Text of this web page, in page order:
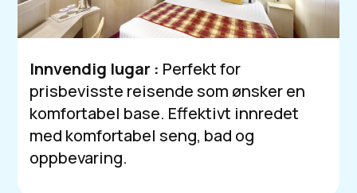
Innvendig lugar : Perfekt for
prisbevisste reisende som ønsker en
komfortabel base. Effektivt innredet
med komfortabel seng, bad og
oppbevaring.